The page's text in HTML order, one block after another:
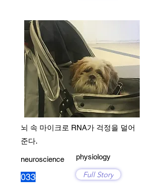
뇌 속 마이크로 RNA가 걱정을 덜어
준다.
neuroscience
033
physiology
Full Story